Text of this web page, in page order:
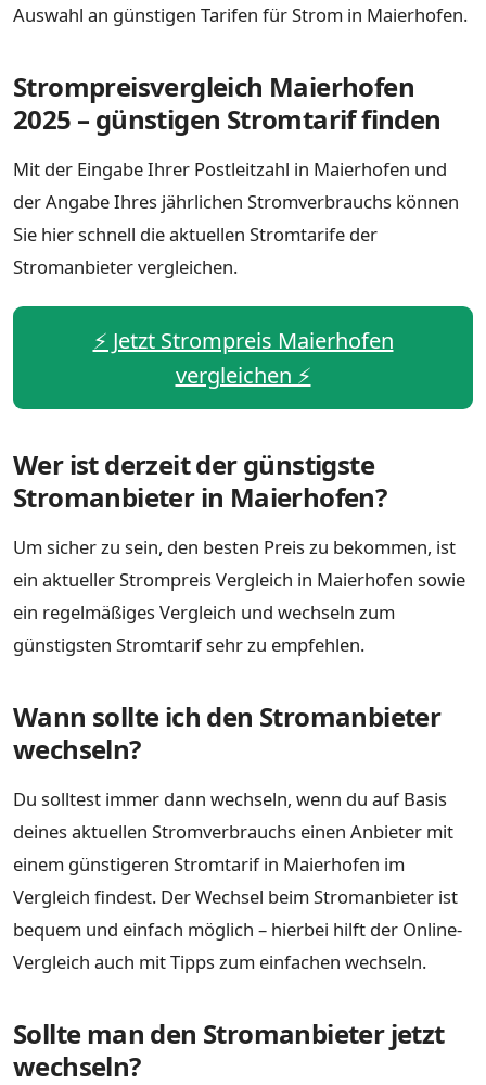
Auswahl an günstigen Tarifen für Strom in Maierhofen.
Strompreisvergleich Maierhofen
2025 – günstigen Stromtarif finden
Mit der Eingabe Ihrer Postleitzahl in Maierhofen und
der Angabe Ihres jährlichen Stromverbrauchs können
Sie hier schnell die aktuellen Stromtarife der
Stromanbieter vergleichen.
⚡️ Jetzt Strompreis Maierhofen
vergleichen ⚡️
Wer ist derzeit der günstigste
Stromanbieter in Maierhofen?
Um sicher zu sein, den besten Preis zu bekommen, ist
ein aktueller Strompreis Vergleich in Maierhofen sowie
ein regelmäßiges Vergleich und wechseln zum
günstigsten Stromtarif sehr zu empfehlen.
Wann sollte ich den Stromanbieter
wechseln?
Du solltest immer dann wechseln, wenn du auf Basis
deines aktuellen Stromverbrauchs einen Anbieter mit
einem günstigeren Stromtarif in Maierhofen im
Vergleich findest. Der Wechsel beim Stromanbieter ist
bequem und einfach möglich – hierbei hilft der Online-
Vergleich auch mit Tipps zum einfachen wechseln.
Sollte man den Stromanbieter jetzt
wechseln?